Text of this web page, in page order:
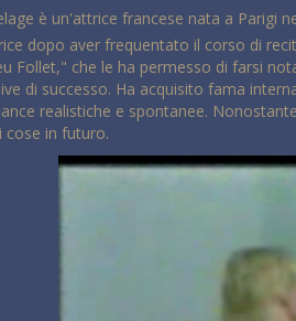
è un'attrice francese nata a Parigi
dopo aver frequentato il corso di
Follet," che le ha permesso di farsi
di successo. Ha acquisito fama
realistiche e spontanee.
cose in futuro.